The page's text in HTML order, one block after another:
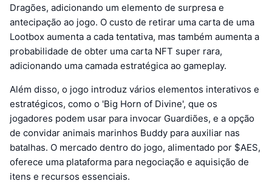
Dragões, adicionando um elemento de surpresa e
antecipação ao jogo. O custo de retirar uma carta de uma
Lootbox aumenta a cada tentativa, mas também aumenta a
probabilidade de obter uma carta NFT super rara,
adicionando uma camada estratégica ao gameplay.
Além disso, o jogo introduz vários elementos interativos e
estratégicos, como o 'Big Horn of Divine', que os
jogadores podem usar para invocar Guardiões, e a opção
de convidar animais marinhos Buddy para auxiliar nas
batalhas. O mercado dentro do jogo, alimentado por $AES,
oferece uma plataforma para negociação e aquisição de
itens e recursos essenciais.